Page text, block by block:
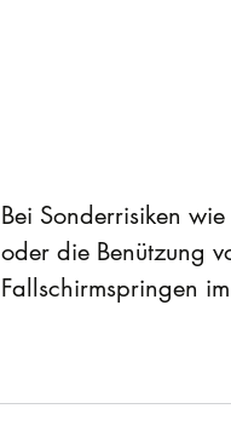
Bei Sonderrisiken
oder die Benützung
Fallschirmspringen